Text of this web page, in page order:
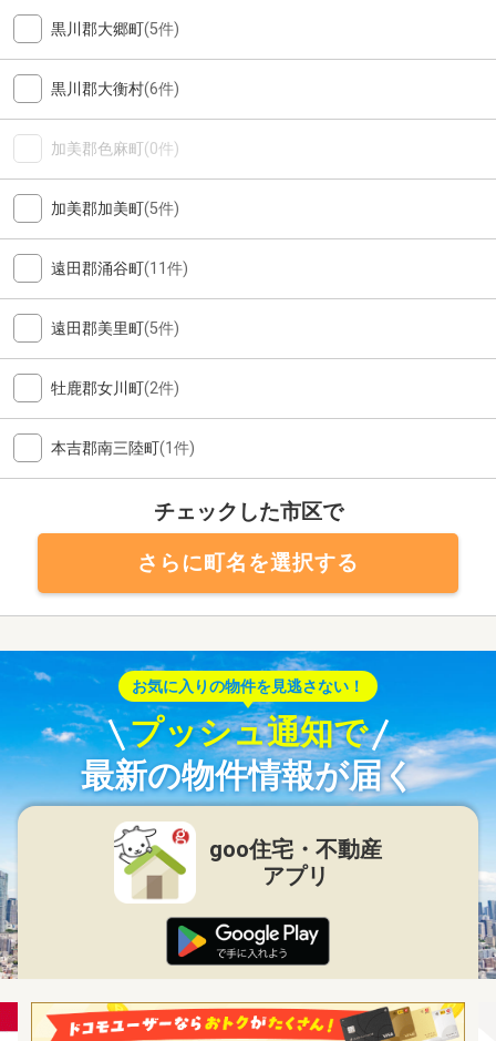
黒川郡大郷町(5件)
黒川郡大衡村(6件)
加美郡色麻町(0件)
加美郡加美町(5件)
遠田郡涌谷町(11件)
遠田郡美里町(5件)
牡鹿郡女川町(2件)
本吉郡南三陸町(1件)
チェックした市区で
さらに町名を選択する
お気に入りの物件を見逃さない！
プッシュ通知で
最新の物件情報が届く
goo住宅・不動産
アプリ